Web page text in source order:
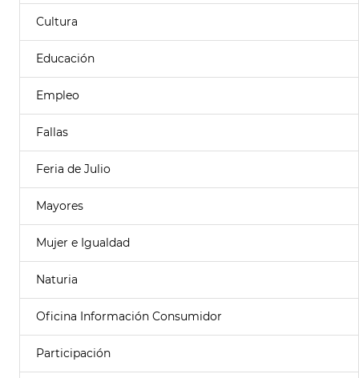
Cultura
Educación
Empleo
Fallas
Feria de Julio
Mayores
Mujer e Igualdad
Naturia
Oficina Información Consumidor
Participación